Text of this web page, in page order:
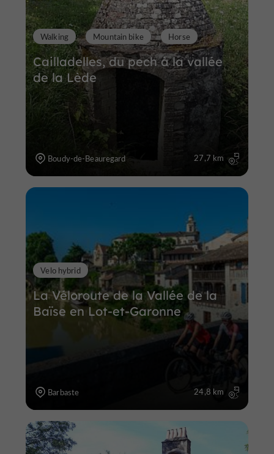
Cailladelles, du pech à la vallée
de la Lède
Walking Mountain bike Horse
Boudy-de-Beauregard 27,7 km
La Véloroute de la Vallée de la
Baïse en Lot-et-Garonne
Velo hybrid
Barbaste 24,8 km